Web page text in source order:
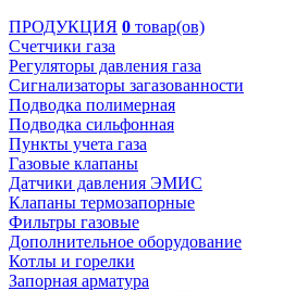
ПРОДУКЦИЯ 0 товар(ов)
Счетчики газа
Регуляторы давления газа
Сигнализаторы загазованности
Подводка полимерная
Подводка сильфонная
Пункты учета газа
Газовые клапаны
Датчики давления ЭМИС
Клапаны термозапорные
Фильтры газовые
Дополнительное оборудование
Котлы и горелки
Запорная арматура